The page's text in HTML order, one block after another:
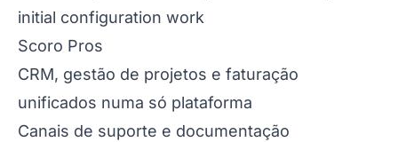
initial configuration work
Scoro Pros
CRM, gestão de projetos e faturação
unificados numa só plataforma
Canais de suporte e documentação